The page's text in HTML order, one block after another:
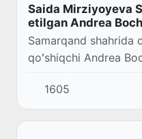
Saida Mirziyoyeva
etilgan Andrea
Samarqand shahrida
qoʻshiqchi Andrea
Prezident
Mirziyoyeva mazkur
1605